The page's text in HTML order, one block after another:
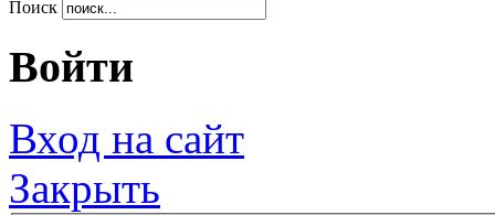
Поиск
Войти
Вход на сайт
Закрыть